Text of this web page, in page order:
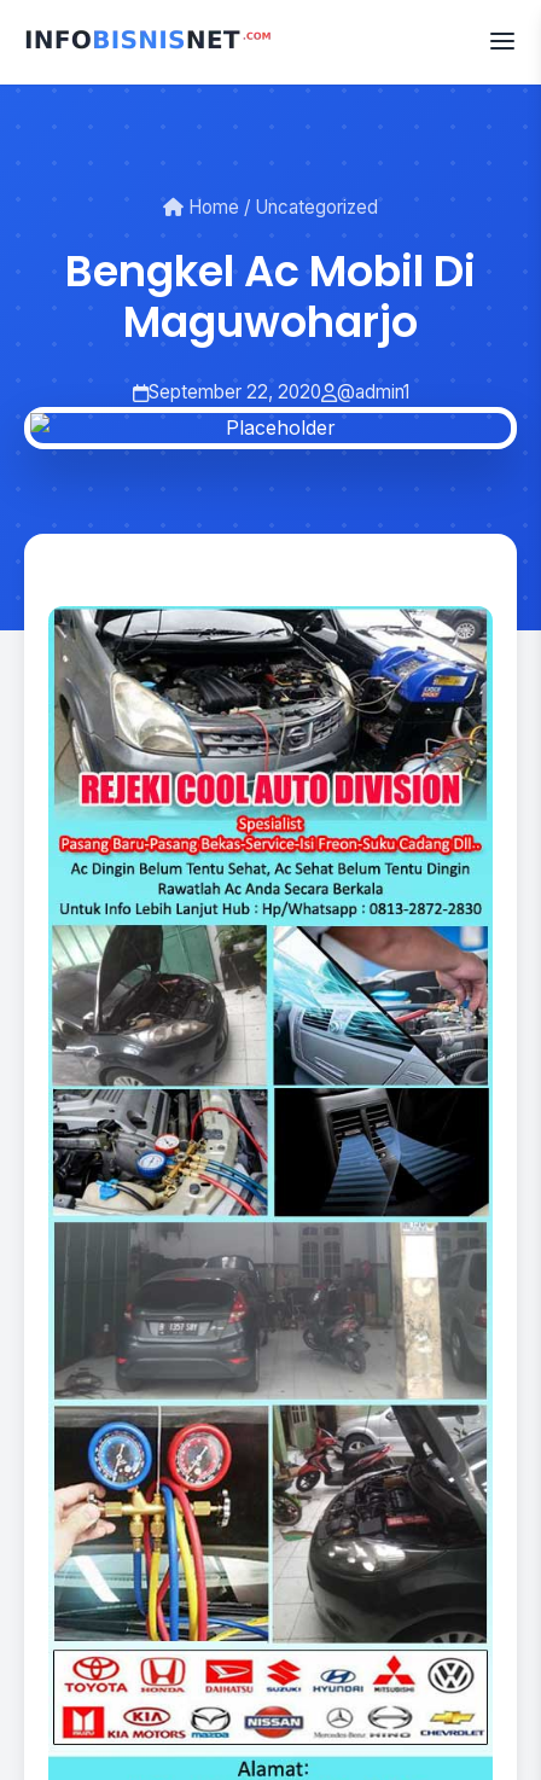
Home / Uncategorized
Bengkel Ac Mobil Di
Maguwoharjo
September 22, 2020 @admin1